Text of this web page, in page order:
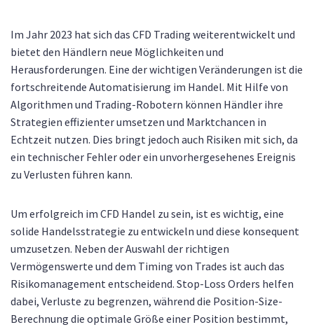
Im Jahr 2023 hat sich das CFD Trading weiterentwickelt und
bietet den Händlern neue Möglichkeiten und
Herausforderungen. Eine der wichtigen Veränderungen ist die
fortschreitende Automatisierung im Handel. Mit Hilfe von
Algorithmen und Trading-Robotern können Händler ihre
Strategien effizienter umsetzen und Marktchancen in
Echtzeit nutzen. Dies bringt jedoch auch Risiken mit sich, da
ein technischer Fehler oder ein unvorhergesehenes Ereignis
zu Verlusten führen kann.
Um erfolgreich im CFD Handel zu sein, ist es wichtig, eine
solide Handelsstrategie zu entwickeln und diese konsequent
umzusetzen. Neben der Auswahl der richtigen
Vermögenswerte und dem Timing von Trades ist auch das
Risikomanagement entscheidend. Stop-Loss Orders helfen
dabei, Verluste zu begrenzen, während die Position-Size-
Berechnung die optimale Größe einer Position bestimmt,